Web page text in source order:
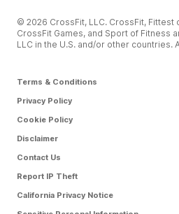
© 2026 CrossFit, LLC. CrossFit, Fittest
CrossFit Games, and Sport of Fitness
LLC in the U.S. and/or other countries.
Terms & Conditions
Privacy Policy
Cookie Policy
Disclaimer
Contact Us
Report IP Theft
California Privacy Notice